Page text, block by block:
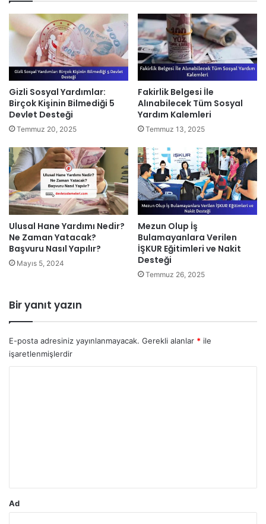
Gizli Sosyal Yardımlar:
Birçok Kişinin Bilmediği 5
Devlet Desteği
Temmuz 20, 2025
Fakirlik Belgesi İle
Alınabilecek Tüm Sosyal
Yardım Kalemleri
Temmuz 13, 2025
Ulusal Hane Yardımı Nedir?
Ne Zaman Yatacak?
Başvuru Nasıl Yapılır?
Mayıs 5, 2024
Mezun Olup İş
Bulamayanlara Verilen
İŞKUR Eğitimleri ve Nakit
Desteği
Temmuz 26, 2025
Bir yanıt yazın
E-posta adresiniz yayınlanmayacak. Gerekli alanlar * ile
işaretlenmişlerdir
Ad